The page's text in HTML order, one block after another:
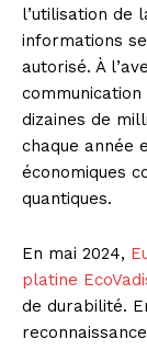
l’utilisation de
informations
autorisé. À
dizaines de
chaque année
économiques
quantiques.
En mai 2024,
platine
de durabilité.